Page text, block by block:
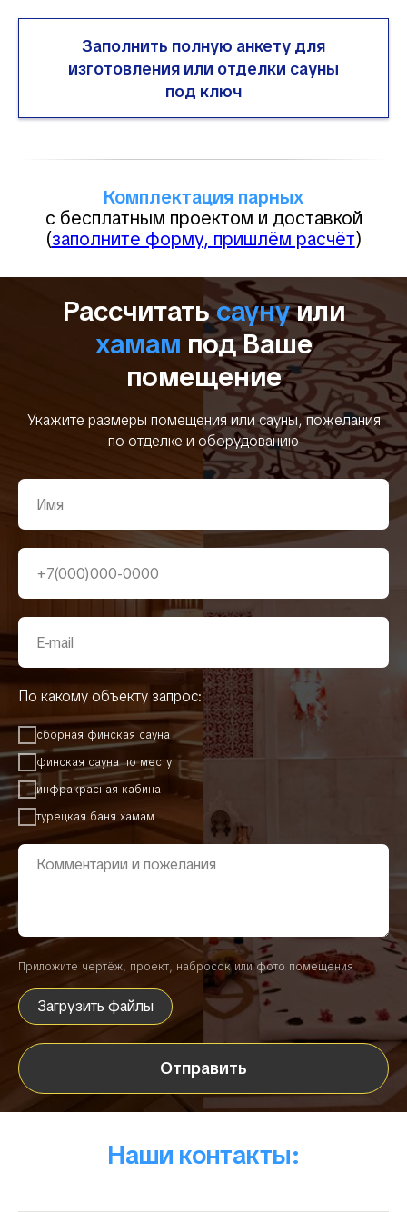
Заполнить полную анкету для
изготовления или отделки сауны
под ключ
Комплектация парных
с бесплатным проектом и доставкой
(заполните форму, пришлём расчёт)
Рассчитатьсаунуили
хамам под Ваше
помещение
Укажите размеры помещения или сауны, пожелания
по отделке и оборудованию
По какому объекту запрос:
сборная финская сауна
финская сауна по месту
инфракрасная кабина
турецкая баня хамам
Приложите чертёж, проект, набросок или фото помещения
Загрузить файлы
Отправить
Наши контакты: